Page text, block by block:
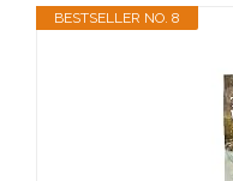
BESTSELLER NO. 8